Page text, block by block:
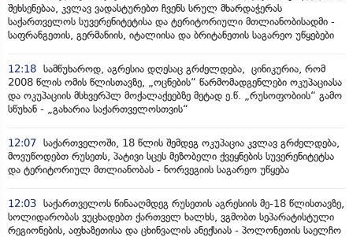
შეხსენებაა, კვლავ ვადასტურებთ ჩვენს სრულ მხარდაჭერას
საქართველოს სუვერენიტეტისა და ტერიტორიული მთლიანობისადმი -
საფრანგეთის, გერმანიის, იტალიისა და ბრიტანეთის საგარეო უწყებები
12:18 სამწუხაროდ, აგრესია დღესაც გრძელდება, ცინიკურია, რომ
2008 წლის ომის წლისთავზე, „ოცნების“ წარმომადგენლები ოკუპაციასა
და ოკუპაციის მსხვერპლ მოქალაქეებზე მეტად ე.წ. „რუსოფობიის“ გამო
სწუხან - „გახარია საქართველოსთვის“
12:07 საქართველოში, 18 წლის შემდეგ ოკუპაცია კვლავ გრძელდება,
მოვუწოდებთ რუსეთს, პატივი სცეს მეზობელი ქვეყნების სუვერენიტეტსა
და ტერიტორიულ მთლიანობას - ნორვეგიის საგარეო უწყება
12:03 საქართველოს წინააღმდეგ რუსეთის აგრესიის მე-18 წლისთავზე,
სოლიდარობას ვუცხადებთ ქართველ ხალხს, ვგმობთ სეპარატისტული
რეგიონების, აფხაზეთისა და ცხინვალის ანექსიას - პოლონეთის საელჩო